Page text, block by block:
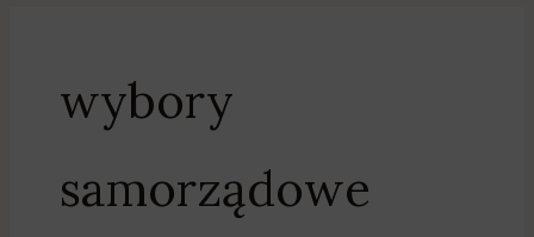
wybory
samorządowe